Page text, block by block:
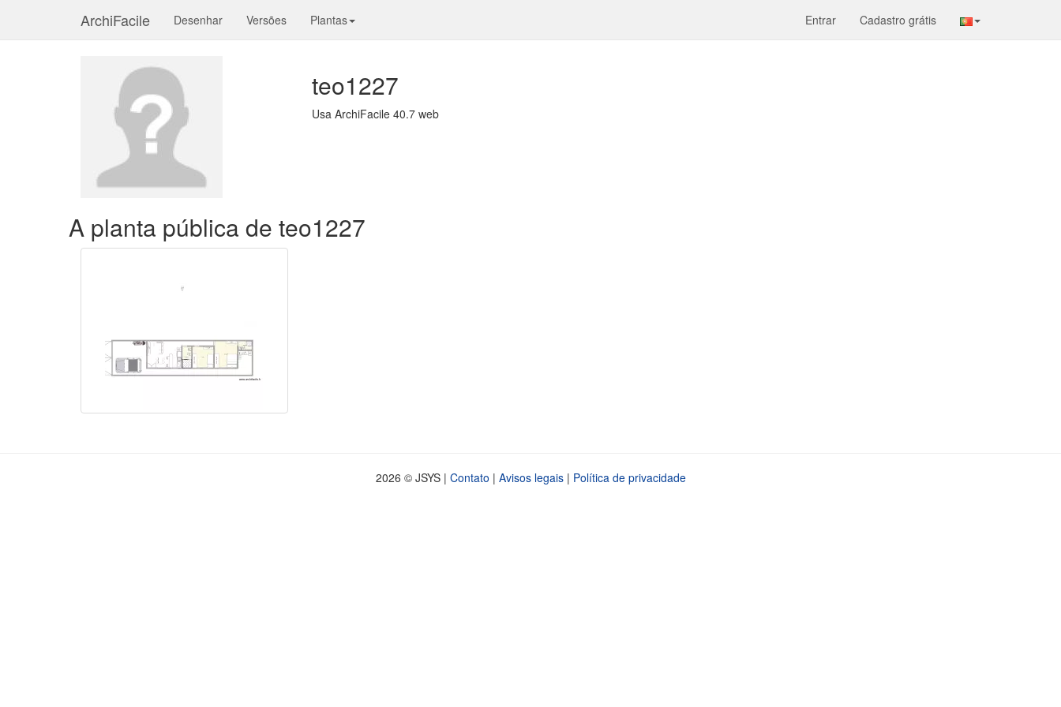
ArchiFacile Desenhar Versões Plantas Entrar Cadastro grátis
teo1227
Usa ArchiFacile 40.7 web
A planta pública de teo1227
2026 © JSYS | Contato | Avisos legais| Política de privacidade